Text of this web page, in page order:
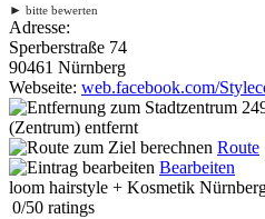
► bitte bewerten
Adresse:
Sperberstraße 74
90461 Nürnberg
Webseite: web.facebook.com/
(Zentrum) entfernt
Route
Bearbeiten
loom hairstyle + Kosmetik
0/50 ratings